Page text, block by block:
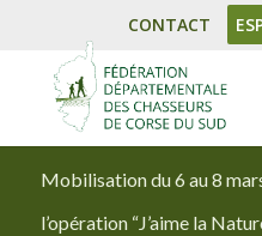
CONTACT
Mobilisation du 6 au 8
l’opération “J’aime la